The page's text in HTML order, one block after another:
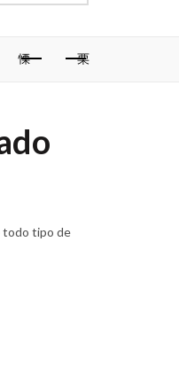
todo tipo de